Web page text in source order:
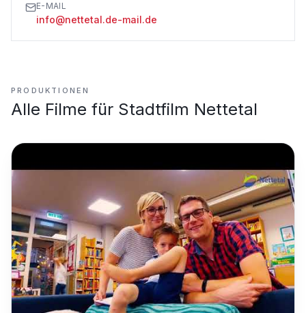
E-MAIL
info@nettetal.de-mail.de
PRODUKTIONEN
Alle Filme für Stadtfilm Nettetal